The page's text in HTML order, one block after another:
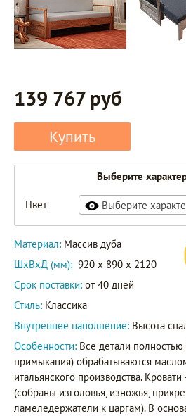
139 767 руб
Купить
Выберите
Цвет Выберите
Материал: Массив дуба
ШxВxД (мм): 920 x 890 x 2120
Срок поставки: от 40 дней
Стиль: Классика
Внутреннее наполнение: Высота
Особенности: Все детали
примыкания) обрабатываются
итальянского производства. Кровати
(собраны изголовья, изножья,
ламеледержатели к царгам). В